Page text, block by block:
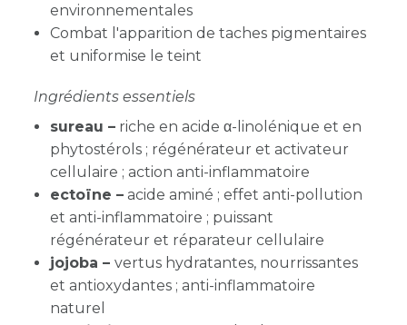
environnementales
Combat l'apparition de taches pigmentaires
et uniformise le teint
Ingrédients essentiels
sureau – riche en acide α-linolénique et en
phytostérols ; régénérateur et activateur
cellulaire ; action anti-inflammatoire
ectoïne – acide aminé ; effet anti-pollution
et anti-inflammatoire ; puissant
régénérateur et réparateur cellulaire
jojoba – vertus hydratantes, nourrissantes
et antioxydantes ; anti-inflammatoire
naturel